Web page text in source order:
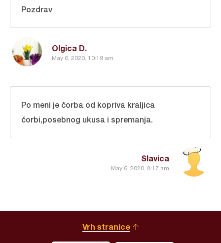
Olgica D.
May 6, 2020, 10:19 am
Pozdrav
Slavica
May 6, 2020, 8:17 am
Po meni je čorba od kopriva kraljica
čorbi,posebnog ukusa i spremanja.
Vrh stranice